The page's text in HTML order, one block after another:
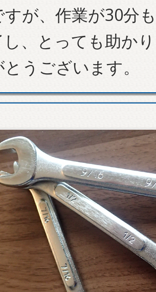
すが、作業が30分
し、とっても助か
うございます。